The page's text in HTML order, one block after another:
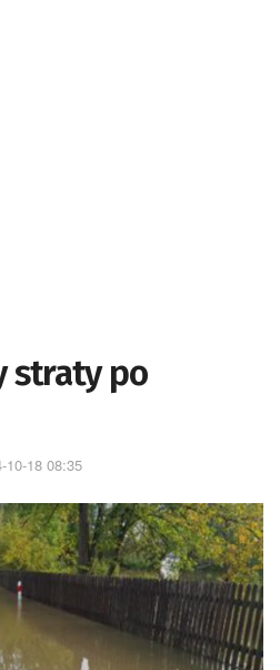
straty po
10-18 08:35